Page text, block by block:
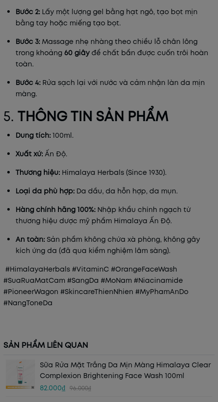
Bước 2: Lấy một lượng gel bằng hạt ngô, tạo bọt mịn
bằng tay hoặc miếng tạo bọt.
Bước 3: Massage nhẹ nhàng theo chiều lỗ chân lông
trong khoảng 60 giâyđể chất bẩn được cuốn trôi hoàn
toàn.
Bước 4: Rửa sạch lại với nước và cảm nhận làn da mịn
màng.
5. THÔNG TIN SẢN PHẨM
Dung tích: 100ml.
Xuất xứ: Ấn Độ.
Thương hiệu: Himalaya Herbals (Since 1930).
Loại da phù hợp: Da dầu, da hỗn hợp, da mụn.
Hàng chính hãng 100%: Nhập khẩu chính ngạch từ
thương hiệu dược mỹ phẩm Himalaya Ấn Độ.
An toàn: Sản phẩm không chứa xà phòng, không gây
kích ứng da (đã qua kiểm nghiệm lâm sàng).
#HimalayaHerbals #VitaminC #OrangeFaceWash
#SuaRuaMatCam #SangDa #MoNam #Niacinamide
#PioneerWagon #SkincareThienNhien #MyPhamAnDo
#NangToneDa
SẢN PHẨM LIÊN QUAN
Sữa Rửa Mặt Trắng Da Mịn Màng Himalaya Clear
Complexion Brightening Face Wash 100ml
82.000₫ 96.000₫